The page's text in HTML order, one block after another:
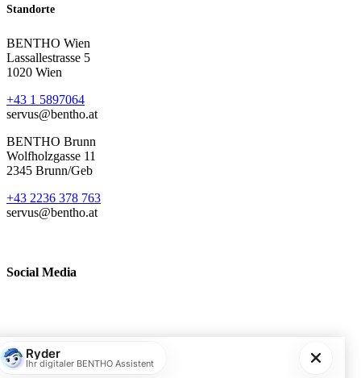
Standorte
BENTHO Wien
Lassallestrasse 5
1020 Wien
+43 1 5897064
servus@bentho.at
BENTHO Brunn
Wolfholzgasse 11
2345 Brunn/Geb
+43 2236 378 763
servus@bentho.at
Social Media